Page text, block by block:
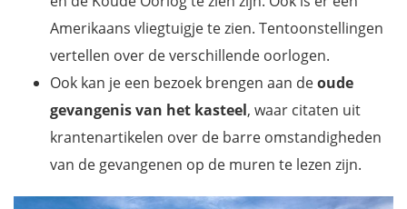
Amerikaans vliegtuigje te zien. Tentoonstellingen
vertellen over de verschillende oorlogen.
Ook kan je een bezoek brengen aan deoude
gevangenis van het kasteel, waar citaten uit
krantenartikelen over de barre omstandigheden
van de gevangenen op de muren te lezen zijn.